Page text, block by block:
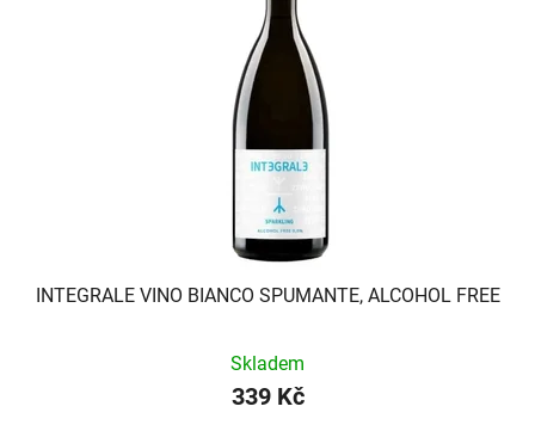
INTEGRALE VINO BIANCO SPUMANTE, ALCOHOL FREE
Skladem
339 Kč